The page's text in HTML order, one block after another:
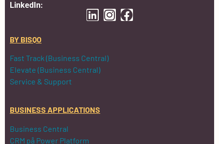
LinkedIn:
BY BISQO
Fast Track (Business Central)
Elevate (Business Central)
Service & Support
BUSINESS APPLICATIONS
Business Central
CRM på Power Platform